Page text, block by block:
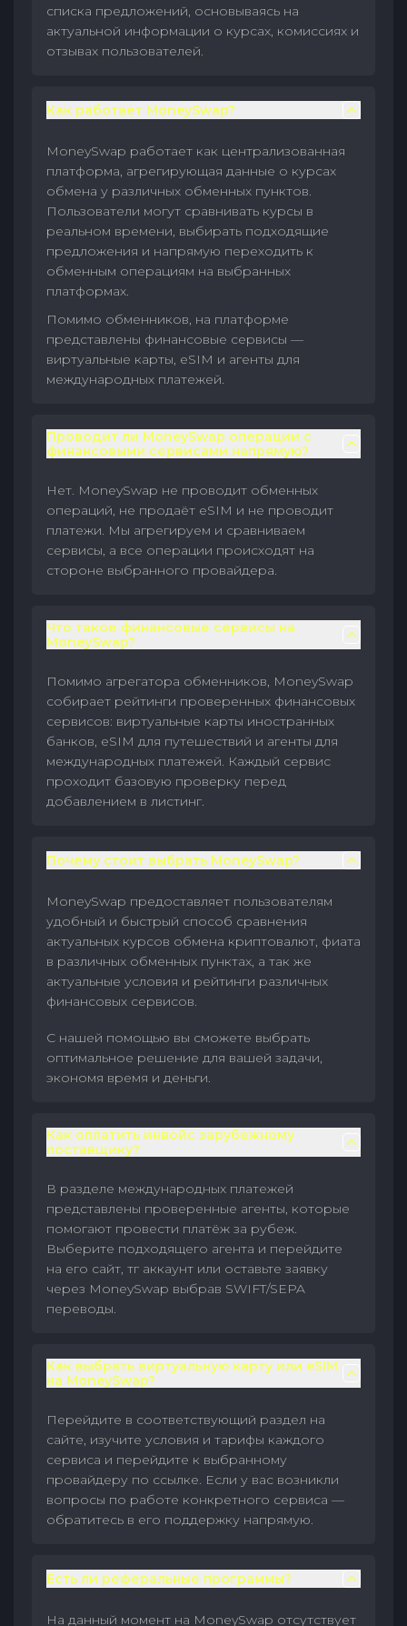
списка предложений, основываясь на
актуальной информации о курсах, комиссиях и
отзывах пользователей.
Как работает MoneySwap?
MoneySwap работает как централизованная
платформа, агрегирующая данные о курсах
обмена у различных обменных пунктов.
Пользователи могут сравнивать курсы в
реальном времени, выбирать подходящие
предложения и напрямую переходить к
обменным операциям на выбранных
платформах.
Помимо обменников, на платформе
представлены финансовые сервисы —
виртуальные карты, eSIM и агенты для
международных платежей.
Проводит ли MoneySwap операции с
финансовыми сервисами напрямую?
Нет. MoneySwap не проводит обменных
операций, не продаёт eSIM и не проводит
платежи. Мы агрегируем и сравниваем
сервисы, а все операции происходят на
стороне выбранного провайдера.
Что такое финансовые сервисы на
MoneySwap?
Помимо агрегатора обменников, MoneySwap
собирает рейтинги проверенных финансовых
сервисов: виртуальные карты иностранных
банков, eSIM для путешествий и агенты для
международных платежей. Каждый сервис
проходит базовую проверку перед
добавлением в листинг.
Почему стоит выбрать MoneySwap?
MoneySwap предоставляет пользователям
удобный и быстрый способ сравнения
актуальных курсов обмена криптовалют, фиата
в различных обменных пунктах, а так же
актуальные условия и рейтинги различных
финансовых сервисов.
С нашей помощью вы сможете выбрать
оптимальное решение для вашей задачи,
экономя время и деньги.
Как оплатить инвойс зарубежному
поставщику?
В разделе международных платежей
представлены проверенные агенты, которые
помогают провести платёж за рубеж.
Выберите подходящего агента и перейдите
на его сайт, тг аккаунт или оставьте заявку
через MoneySwap выбрав SWIFT/SEPA
переводы.
Как выбрать виртуальную карту или eSIM
на MoneySwap?
Перейдите в соответствующий раздел на
сайте, изучите условия и тарифы каждого
сервиса и перейдите к выбранному
провайдеру по ссылке. Если у вас возникли
вопросы по работе конкретного сервиса —
обратитесь в его поддержку напрямую.
Есть ли реферальные программы?
На данный момент на MoneySwap отсутствует